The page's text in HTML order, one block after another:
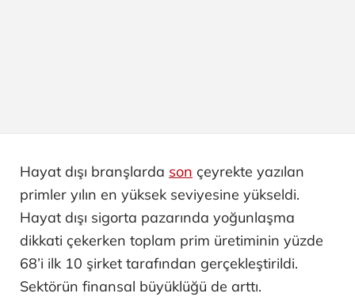
Hayat dışı branşlarda son çeyrekte yazılan
primler yılın en yüksek seviyesine yükseldi.
Hayat dışı sigorta pazarında yoğunlaşma
dikkati çekerken toplam prim üretiminin yüzde
68’i ilk 10 şirket tarafından gerçekleştirildi.
Sektörün finansal büyüklüğü de arttı.